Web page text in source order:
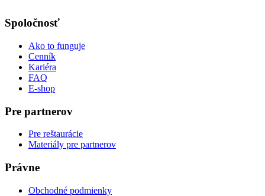
Spoločnosť
Ako to funguje
Cenník
Kariéra
FAQ
E-shop
Pre partnerov
Pre reštaurácie
Materiály pre partnerov
Právne
Obchodné podmienky